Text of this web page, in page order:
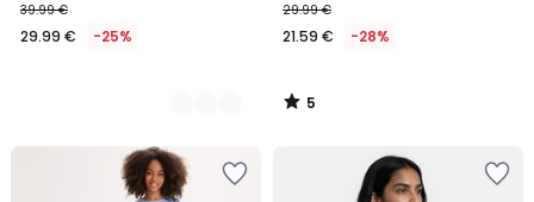
39.99 €
29.99 € -25%
29.99 €
21.59 € -28%
5
/